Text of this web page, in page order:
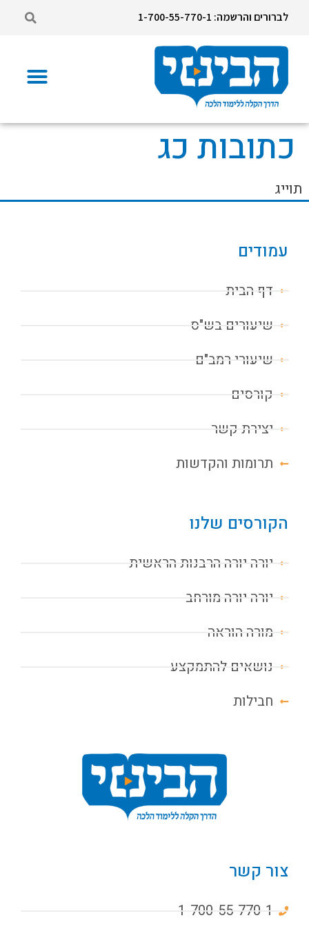
לברורים והרשמה: 1-700-55-770-1
כתובות כג
תוייג
עמודים
דף הבית
שיעורים בש"ס
שיעורי רמב"ם
קורסים
יצירת קשר
תרומות והקדשות
הקורסים שלנו
יורה יורה הרבנות הראשית
יורה יורה מורחב
מורה הוראה
נושאים להתמקצע
חבילות
צור קשר
1-700-55-770-1